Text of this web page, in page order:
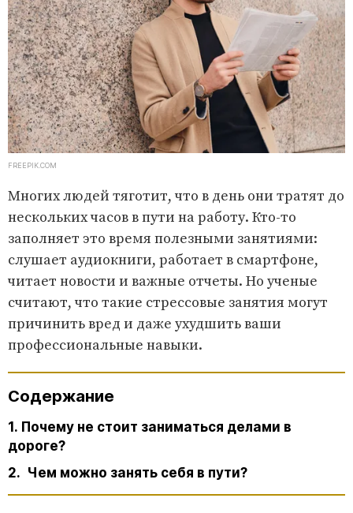
FREEPIK.COM
Многих людей тяготит, что в день они тратят до
нескольких часов в пути на работу. Кто-то
заполняет это время полезными занятиями:
слушает аудиокниги, работает в смартфоне,
читает новости и важные отчеты. Но ученые
считают, что такие стрессовые занятия могут
причинить вред и даже ухудшить ваши
профессиональные навыки.
Содержание
1. Почему не стоит заниматься делами в
дороге?
2. Чем можно занять себя в пути?